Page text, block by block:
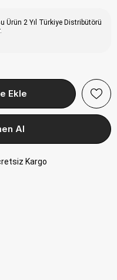
Ürün 2 Yıl Türkiye Distribütörü
Kargo